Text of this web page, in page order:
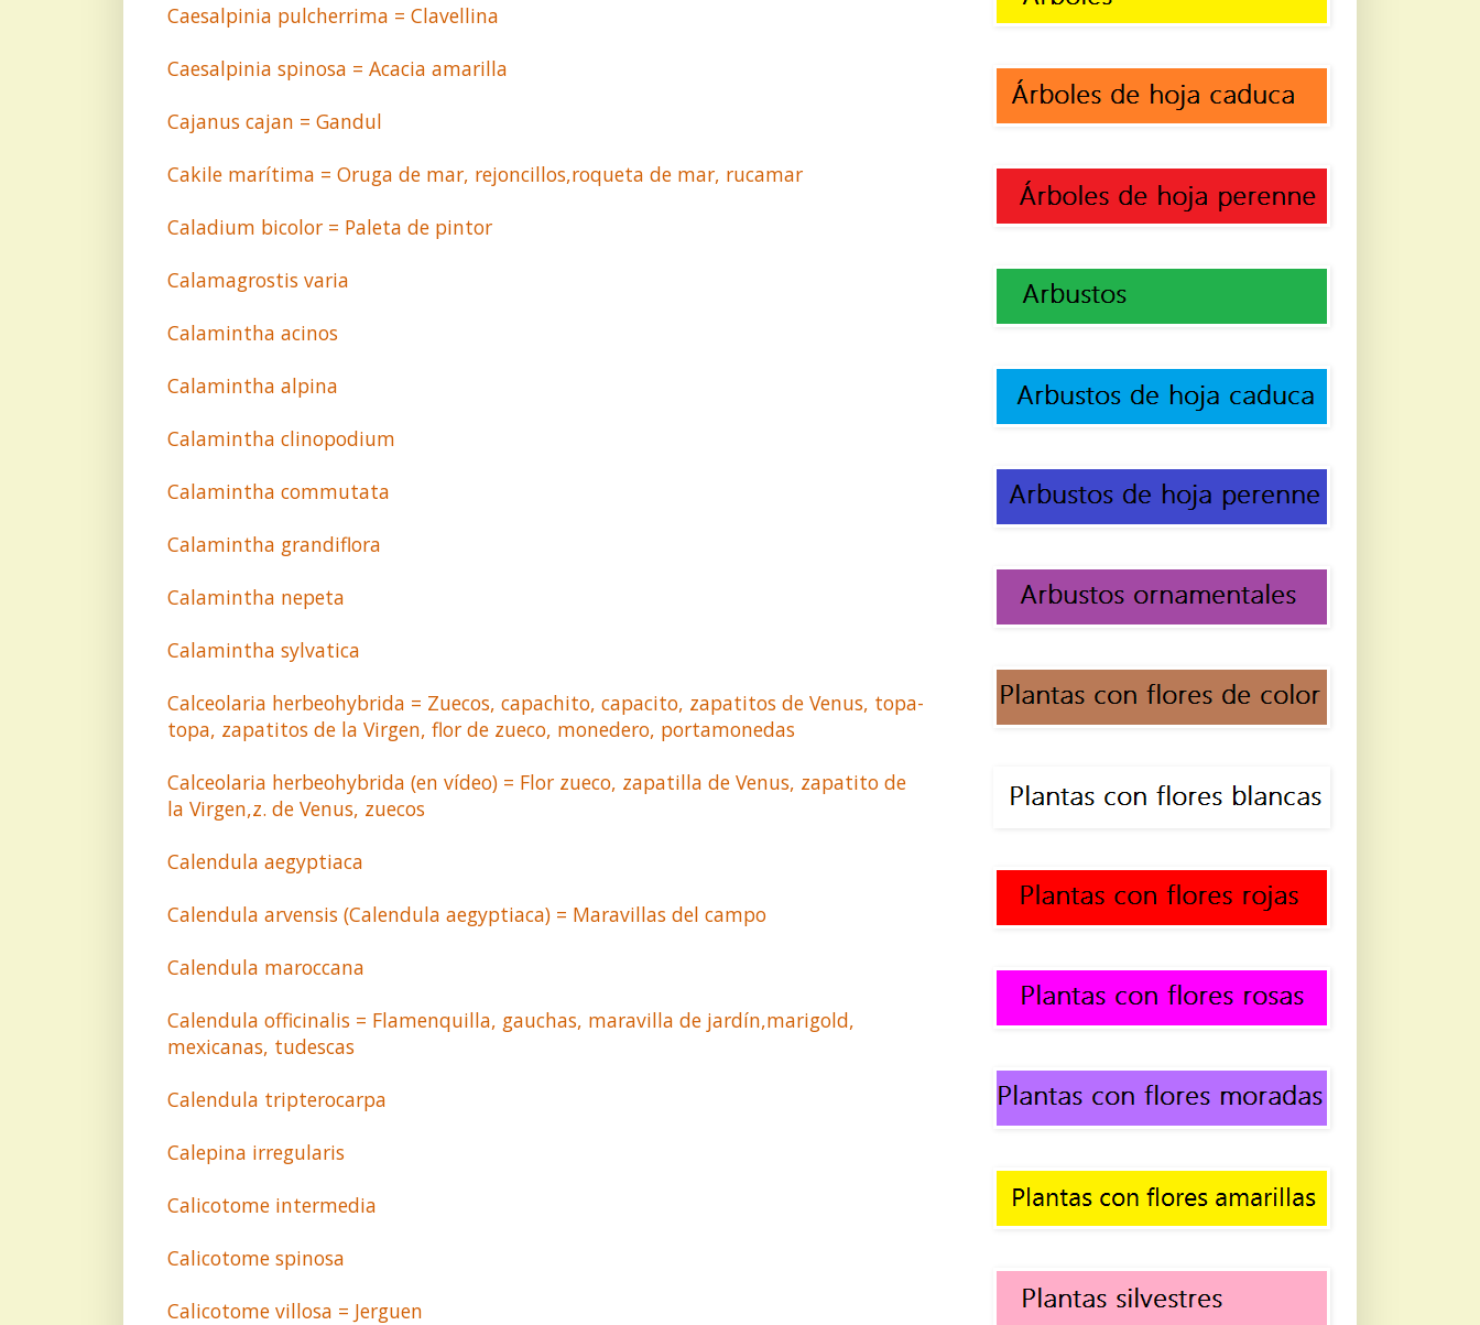
Caesalpinia pulcherrima = Clavellina
Caesalpinia spinosa = Acacia amarilla
Cajanus cajan = Gandul
Cakile marítima = Oruga de mar, rejoncillos,roqueta de mar, rucamar
Caladium bicolor = Paleta de pintor
Calamagrostis varia
Calamintha acinos
Calamintha alpina
Calamintha clinopodium
Calamintha commutata
Calamintha grandiflora
Calamintha nepeta
Calamintha sylvatica
Calceolaria herbeohybrida = Zuecos, capachito, capacito, zapatitos de Venus, topa-
topa, zapatitos de la Virgen, flor de zueco, monedero, portamonedas
Calceolaria herbeohybrida (en vídeo) = Flor zueco, zapatilla de Venus, zapatito de
la Virgen,z. de Venus, zuecos
Calendula aegyptiaca
Calendula arvensis (Calendula aegyptiaca) = Maravillas del campo
Calendula maroccana
Calendula officinalis = Flamenquilla, gauchas, maravilla de jardín,marigold,
mexicanas, tudescas
Calendula tripterocarpa
Calepina irregularis
Calicotome intermedia
Calicotome spinosa
Calicotome villosa = Jerguen